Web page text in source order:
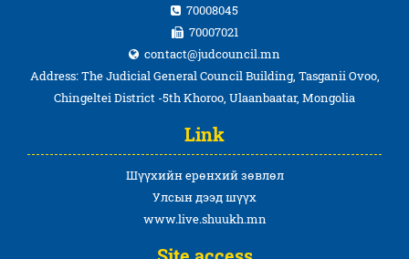
70008045
70007021
contact@judcouncil.mn
Address: The Judicial General Council Building, Tasganii Ovoo,
Chingeltei District -5th Khoroo, Ulaanbaatar, Mongolia
Link
Шүүхийн ерөнхий зөвлөл
Улсын дээд шүүх
www.live.shuukh.mn